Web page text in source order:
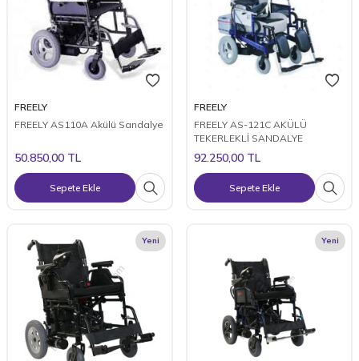
FREELY
FREELY AS110A Akülü Sandalye
50.850,00 TL
Sepete Ekle
FREELY
FREELY AS-121C AKÜLÜ
TEKERLEKLİ SANDALYE
92.250,00 TL
Sepete Ekle
Yeni Yeni